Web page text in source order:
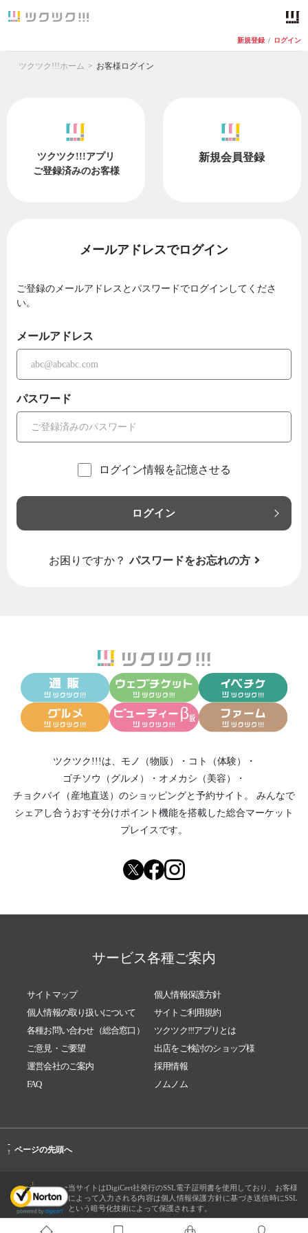
新規登録 / ログイン
ツクツク!!!ホーム お客様ログイン
ツクツク!!!アプリ
ご登録済みのお客様
新規会員登録
メールアドレスでログイン
ご登録のメールアドレスとパスワードでログインしてくださ
い。
メールアドレス
パスワード
ログイン情報を記憶させる
ログイン
お困りですか？ パスワードをお忘れの方
ツクツク!!!は、 モノ（物販） ・ コト（体験）
・
ゴチソウ（グルメ）
・ オメカシ（美容）
・
チョクバイ（産地直送） のショッピングと予約サイト。
みんなで
シェアし合う おすそ分けポイント機能を搭載した総合マーケット
プレイスです。
サービス各種ご案内
サイトマップ
個人情報保護方針
個人情報の取り扱いについて
サイトご利用規約
各種お問い合わせ（総合窓口）
ツクツク!!!アプリとは
ご意見・ご要望
出店をご検討のショップ様
運営会社のご案内
採用情報
FAQ
ノムノム
-
↑ ページの先頭へ
当サイトはDigiCert社発行のSSL電子証明書を使用しており、お客様
によって入力される内容は個人情報保護方針に基づき送信時にSSL
という暗号化技術によって保護されます。